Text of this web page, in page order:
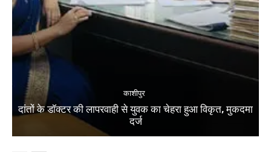
काशीपुर
दांतों के डॉक्टर की लापरवाही से युवक का चेहरा हुआ विकृत, मुकदमा
दर्ज